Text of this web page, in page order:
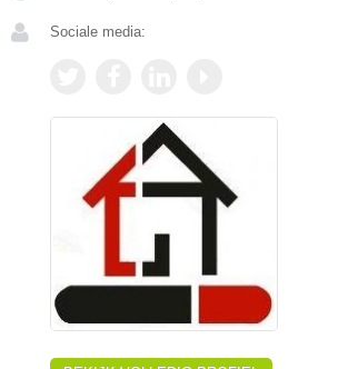
Sociale media: